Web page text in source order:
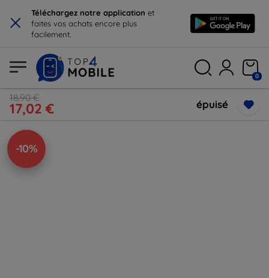
× Téléchargez notre application et
faites vos achats encore plus
facilement.
0
18,90 €
17,02 € épuisé
-10%